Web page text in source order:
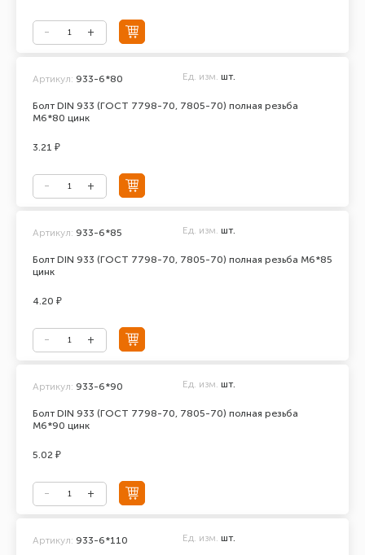
Болт DIN 933 (ГОСТ 7798-70, 7805-70) полная резьба
М6*80 цинк
Артикул: 933-6*80 Ед. изм. шт.
3.21 ₽
Болт DIN 933 (ГОСТ 7798-70, 7805-70) полная резьба М6*85
цинк
Артикул: 933-6*85 Ед. изм. шт.
4.20 ₽
Болт DIN 933 (ГОСТ 7798-70, 7805-70) полная резьба
М6*90 цинк
Артикул: 933-6*90 Ед. изм. шт.
5.02 ₽
Артикул: 933-6*110 Ед. изм. шт.